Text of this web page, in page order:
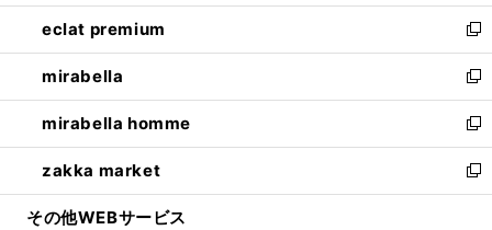
開
く
ウ
で
開
く
ン
ド
ウ
で
開
く
ウ
ィ
ン
ド
ウ
で
開
く
し
い
ウ
ィ
ン
ド
ウ
で
開
eclat premium
新
し
い
ウ
ィ
ン
ド
ウ
mirabella
新
し
い
ウ
ィ
ン
mirabella homme
新
し
い
ウ
zakka market
新
し
その他WEBサービス